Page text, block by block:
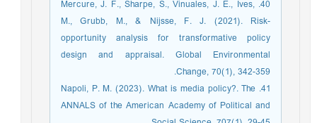
40. Mercure, J. F., Sharpe, S., Vinuales, J. E., Ives,
M., Grubb, M., & Nijsse, F. J. (2021). Risk-
opportunity analysis for transformative policy
design and appraisal. Global Environmental
Change, 70(1), 342-359.
41. Napoli, P. M. (2023). What is media policy?. The
ANNALS of the American Academy of Political and